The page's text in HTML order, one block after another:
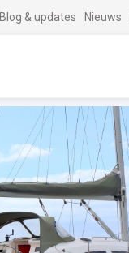
Blog & updates Nieuws